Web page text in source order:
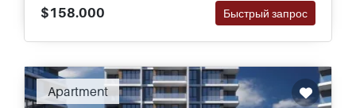
$158.000
Быстрый запрос
Apartment